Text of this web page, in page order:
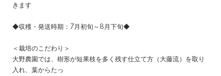
きます
◆収穫・発送時期：7月初旬～8月下旬◆
＜栽培のこだわり＞
大野農園では、樹形が短果枝を多く残す仕立て方（大藤流）を取り
入れ、葉からたっ